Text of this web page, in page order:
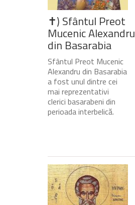
✝) Sfântul Preot
Mucenic Alexandru
din Basarabia
Sfântul Preot Mucenic
Alexandru din Basarabia
a fost unul dintre cei
mai reprezentativi
clerici basarabeni din
perioada interbelică.